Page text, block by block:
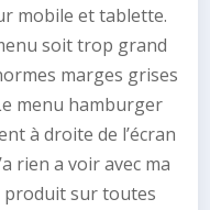
mobile et tablette.
soit trop grand
marges grises
menu hamburger
à droite de l’écran
rien a voir avec ma
produit sur toutes